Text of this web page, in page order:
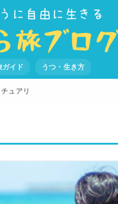
ガイド うつ・生き方
ュアリ